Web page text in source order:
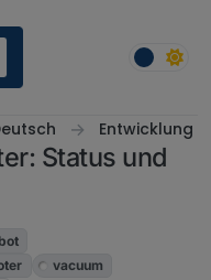
Entwicklung
Status und
vacuum